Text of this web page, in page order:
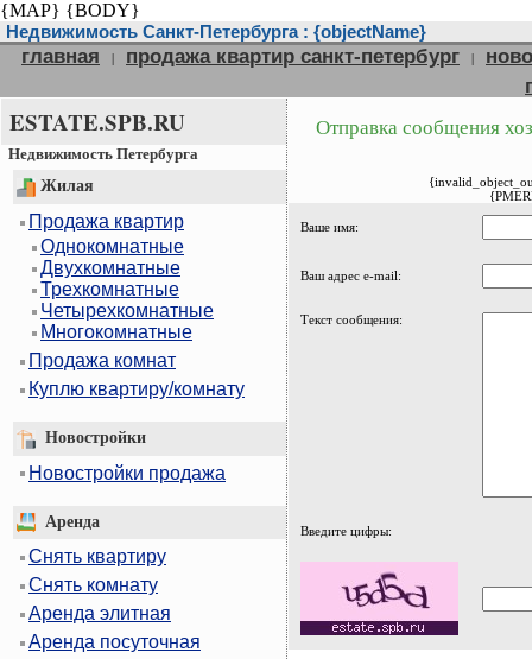
{MAP} {BODY}
Недвижимость Санкт-Петербурга : {objectName}
главная | продажа квартир санкт-петербург |
ESTATE.SPB.RU
Недвижимость Петербурга
Жилая
Продажа квартир
Однокомнатные
Двухкомнатные
Трехкомнатные
Четырехкомнатные
Многокомнатные
Продажа комнат
Куплю квартиру/комнату
Новостройки
Новостройки продажа
Аренда
Снять квартиру
Снять комнату
Аренда элитная
Аренда посуточная
Отправка сообщения
Ваше имя:
Ваш адрес e-mail:
Текст сообщения:
Введите цифры: